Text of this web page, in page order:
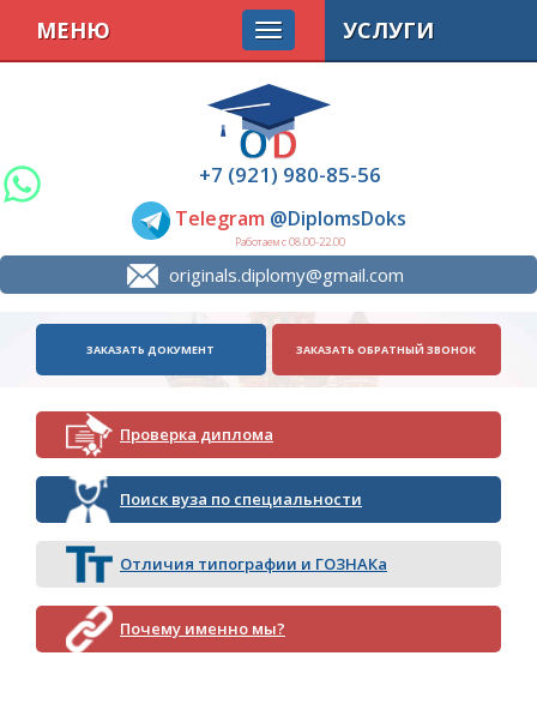
+7 (921) 980-85-56
Telegram @DiplomsDoks
Работаем с 08.00-22.00
originals.diplomy@gmail.com
МЕНЮ
ЗАКАЗАТЬ ДОКУМЕНТ ЗАКАЗАТЬ ОБРАТНЫЙ ЗВОНОК
Проверка диплома
Поиск вуза по специальности
Отличия типографии и ГОЗНАКа
Почему именно мы?
УСЛУГИ